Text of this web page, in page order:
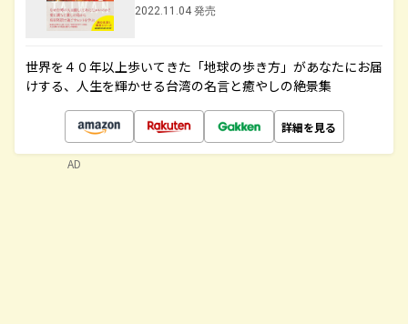
2022.11.04 発売
世界を４０年以上歩いてきた「地球の歩き方」があなたにお届
けする、人生を輝かせる台湾の名言と癒やしの絶景集
詳細を見る
AD